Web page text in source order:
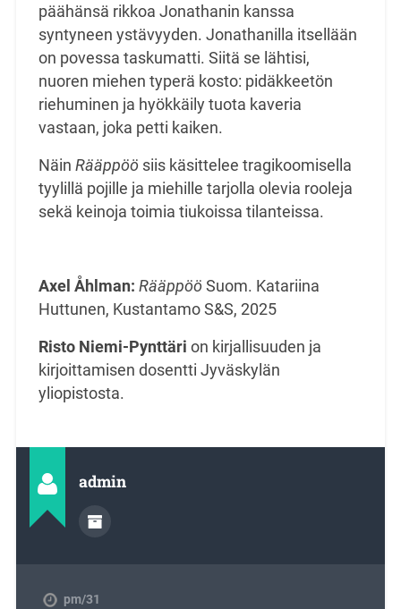
päähänsä rikkoa Jonathanin kanssa
syntyneen ystävyyden. Jonathanilla itsellään
on povessa taskumatti. Siitä se lähtisi,
nuoren miehen typerä kosto: pidäkkeetön
riehuminen ja hyökkäily tuota kaveria
vastaan, joka petti kaiken.
Näin Rääppöösiis käsittelee tragikoomisella
tyylillä pojille ja miehille tarjolla olevia rooleja
sekä keinoja toimia tiukoissa tilanteissa.
Axel Åhlman: RääppööSuom. Katariina
Huttunen, Kustantamo S&S, 2025
Risto Niemi-Pynttäri on kirjallisuuden ja
kirjoittamisen dosentti Jyväskylän
yliopistosta.
admin
pm/31